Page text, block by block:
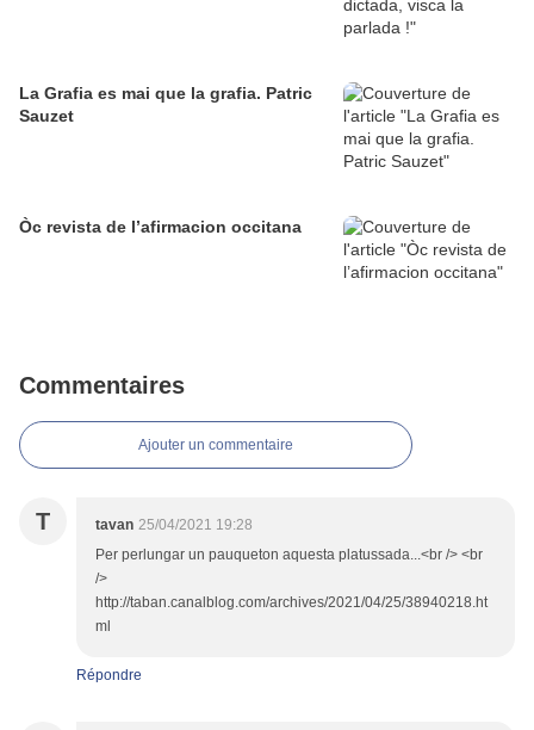
La Grafia es mai que la grafia. Patric
Sauzet
Òc revista de l’afirmacion occitana
Commentaires
Ajouter un commentaire
T tavan 25/04/2021 19:28
Per perlungar un pauqueton aquesta platussada...<br /> <br
/>
http://taban.canalblog.com/archives/2021/04/25/38940218.ht
ml
Répondre